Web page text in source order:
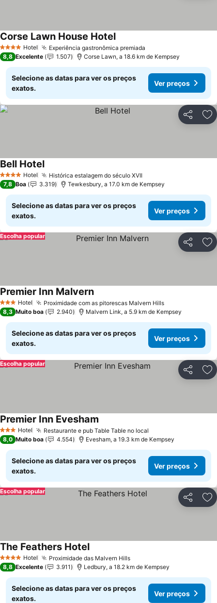
4 EstrelasHotel Experiência gastronômica premiada
Corse Lawn House Hotel
8,8 Excelente 1.507 Corse Lawn, a 18.6 km de Kempsey
Selecione as datas para ver os preços
exatos.
Ver preços
Partilhar
4 EstrelasHotel Histórica estalagem do século XVII
Bell Hotel
7,8 Boa 3.319 Tewkesbury, a 17.0 km de Kempsey
Selecione as datas para ver os preços
exatos.
Ver preços
Partilhar
Escolha popular
3 EstrelasHotel Proximidade com as pitorescas Malvern Hills
Premier Inn Malvern
8,3 Muito boa 2.940 Malvern Link, a 5.9 km de Kempsey
Selecione as datas para ver os preços
exatos.
Ver preços
Partilhar
Escolha popular
3 EstrelasHotel Restaurante e pub Table Table no local
Premier Inn Evesham
8,0 Muito boa 4.554 Evesham, a 19.3 km de Kempsey
Selecione as datas para ver os preços
exatos.
Ver preços
Partilhar
Escolha popular
4 EstrelasHotel Proximidade das Malvern Hills
The Feathers Hotel
8,8 Excelente 3.911 Ledbury, a 18.2 km de Kempsey
Selecione as datas para ver os preços
exatos.
Ver preços